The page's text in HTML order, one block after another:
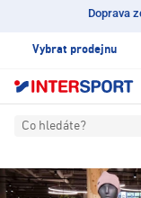
Doprava
Vybrat prodejnu
Co hledáte?